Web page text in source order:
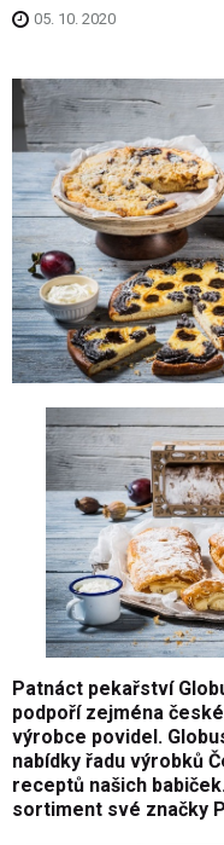
05. 10. 2020
Patnáct pekařství
podpoří zejména
výrobce povidel.
nabídky řadu výrobků
receptů našich
sortiment své značky